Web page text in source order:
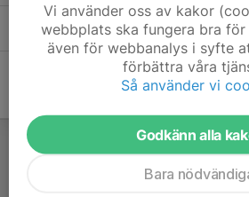
Täby FC Lärgrupp.pdf
0,26 MB
Vi använder oss av kakor
webbplats ska fungera bra för
även för webbanalys i syfte
förbättra våra
Så använder vi
Godkänn alla
Bara